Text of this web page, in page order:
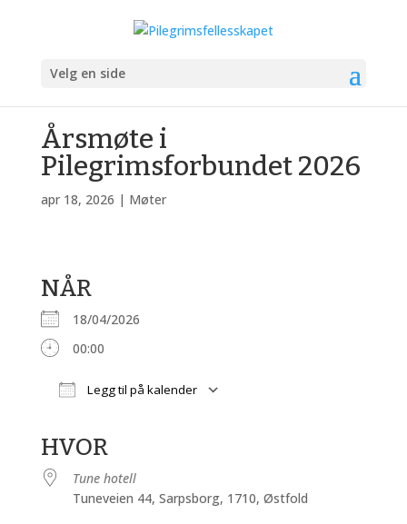
Velg en side
Årsmøte i
Pilegrimsforbundet 2026
apr 18, 2026 | Møter
NÅR
18/04/2026
00:00
Legg til på kalender
HVOR
Tune hotell
Tuneveien 44, Sarpsborg, 1710, Østfold